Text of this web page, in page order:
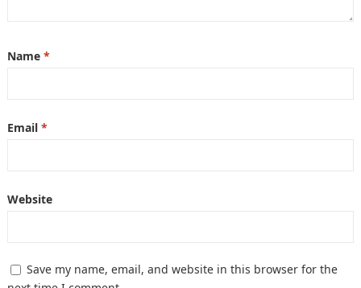
Name *
Email *
Website
Save my name, email, and website in this browser for the